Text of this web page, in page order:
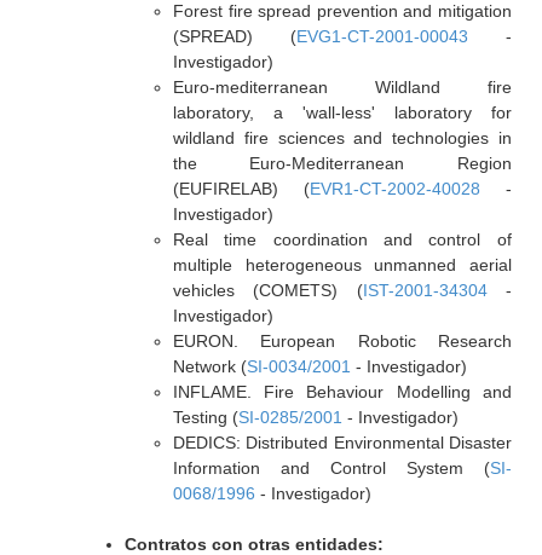
Forest fire spread prevention and mitigation
(SPREAD) (EVG1-CT-2001-00043 -
Investigador)
Euro-mediterranean Wildland fire
laboratory, a 'wall-less' laboratory for
wildland fire sciences and technologies in
the Euro-Mediterranean Region
(EUFIRELAB) (EVR1-CT-2002-40028 -
Investigador)
Real time coordination and control of
multiple heterogeneous unmanned aerial
vehicles (COMETS) (IST-2001-34304-
Investigador)
EURON. European Robotic Research
Network (SI-0034/2001 - Investigador)
INFLAME. Fire Behaviour Modelling and
Testing (SI-0285/2001 - Investigador)
DEDICS: Distributed Environmental Disaster
Information and Control System (SI-
0068/1996 - Investigador)
Contratos con otras entidades: